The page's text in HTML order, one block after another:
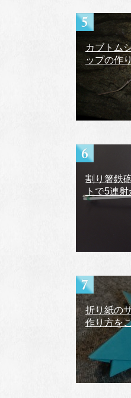
カブトム
ップの作
割り箸鉄
トで5連
折り紙の
作り方を